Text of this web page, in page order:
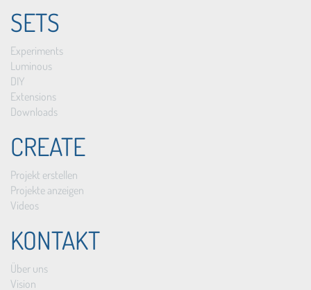
SETS
Experiments
Luminous
DIY
Extensions
Downloads
CREATE
Projekt erstellen
Projekte anzeigen
Videos
KONTAKT
Über uns
Vision